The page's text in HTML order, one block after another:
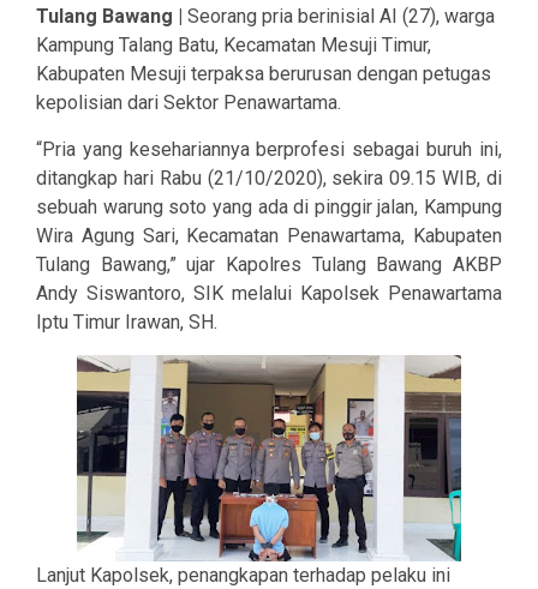
Tulang Bawang | Seorang pria berinisial AI (27), warga
Kampung Talang Batu, Kecamatan Mesuji Timur,
Kabupaten Mesuji terpaksa berurusan dengan petugas
kepolisian dari Sektor Penawartama.
“Pria yang kesehariannya berprofesi sebagai buruh ini,
ditangkap hari Rabu (21/10/2020), sekira 09.15 WIB, di
sebuah warung soto yang ada di pinggir jalan, Kampung
Wira Agung Sari, Kecamatan Penawartama, Kabupaten
Tulang Bawang,” ujar Kapolres Tulang Bawang AKBP
Andy Siswantoro, SIK melalui Kapolsek Penawartama
Iptu Timur Irawan, SH.
Lanjut Kapolsek, penangkapan terhadap pelaku ini